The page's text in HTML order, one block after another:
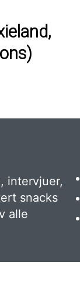
intervjuer,
snacks
alle